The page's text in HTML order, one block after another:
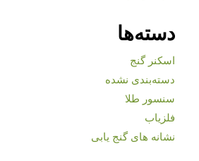
دسته‌ها
اسکنر گنج
دسته‌بندی نشده
سنسور طلا
فلزیاب
نشانه های گنج یابی